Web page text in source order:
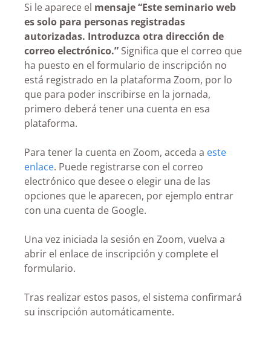
Si le aparece el mensaje “Este seminario web
es solo para personas registradas
autorizadas. Introduzca otra dirección de
correo electrónico.” Significa que el correo que
ha puesto en el formulario de inscripción no
está registrado en la plataforma Zoom, por lo
que para poder inscribirse en la jornada,
primero deberá tener una cuenta en esa
plataforma.
Para tener la cuenta en Zoom, acceda a este
enlace. Puede registrarse con el correo
electrónico que desee o elegir una de las
opciones que le aparecen, por ejemplo entrar
con una cuenta de Google.
Una vez iniciada la sesión en Zoom, vuelva a
abrir el enlace de inscripción y complete el
formulario.
Tras realizar estos pasos, el sistema confirmará
su inscripción automáticamente.